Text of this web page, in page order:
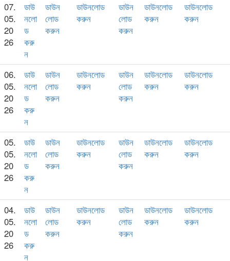
07.
05.
20
26
ডাউ
নলো
ড
করু
ন
ডাউন
লোড
করুন
ডাউনলোড
করুন
ডাউন
লোড
করুন
ডাউনলোড
করুন
ডাউনলোড
করুন
06.
05.
20
26
ডাউ
নলো
ড
করু
ন
ডাউন
লোড
করুন
ডাউনলোড
করুন
ডাউন
লোড
করুন
ডাউনলোড
করুন
ডাউনলোড
করুন
05.
05.
20
26
ডাউ
নলো
ড
করু
ন
ডাউন
লোড
করুন
ডাউনলোড
করুন
ডাউন
লোড
করুন
ডাউনলোড
করুন
ডাউনলোড
করুন
04.
05.
20
26
ডাউ
নলো
ড
করু
ন
ডাউন
লোড
করুন
ডাউনলোড
করুন
ডাউন
লোড
করুন
ডাউনলোড
করুন
ডাউনলোড
করুন